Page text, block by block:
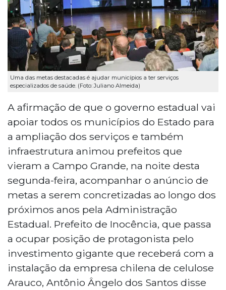
Uma das metas destacadas é ajudar municípios a ter serviços
especializados de saúde. (Foto: Juliano Almeida)
A afirmação de que o governo estadual vai
apoiar todos os municípios do Estado para
a ampliação dos serviços e também
infraestrutura animou prefeitos que
vieram a Campo Grande, na noite desta
segunda-feira, acompanhar o anúncio de
metas a serem concretizadas ao longo dos
próximos anos pela Administração
Estadual. Prefeito de Inocência, que passa
a ocupar posição de protagonista pelo
investimento gigante que receberá com a
instalação da empresa chilena de celulose
Arauco, Antônio Ângelo dos Santos disse